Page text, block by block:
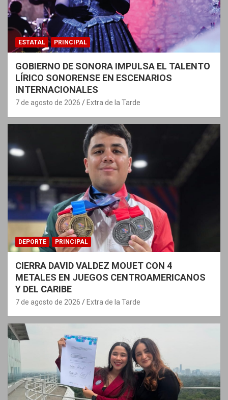
ESTATAL PRINCIPAL
GOBIERNO DE SONORA IMPULSA EL TALENTO
LÍRICO SONORENSE EN ESCENARIOS
INTERNACIONALES
7 de agosto de 2026 Extra de la Tarde
DEPORTE PRINCIPAL
CIERRA DAVID VALDEZ MOUET CON 4
METALES EN JUEGOS CENTROAMERICANOS
Y DEL CARIBE
7 de agosto de 2026 Extra de la Tarde